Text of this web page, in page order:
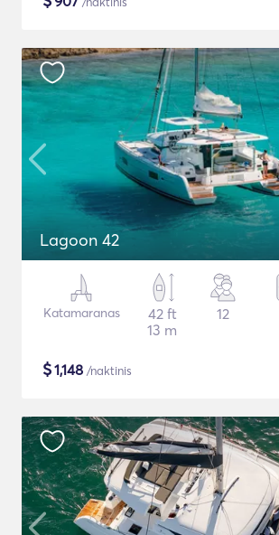
Lagoon 42
Katamaranas
42 ft
13 m
12
$1,148 /naktinis